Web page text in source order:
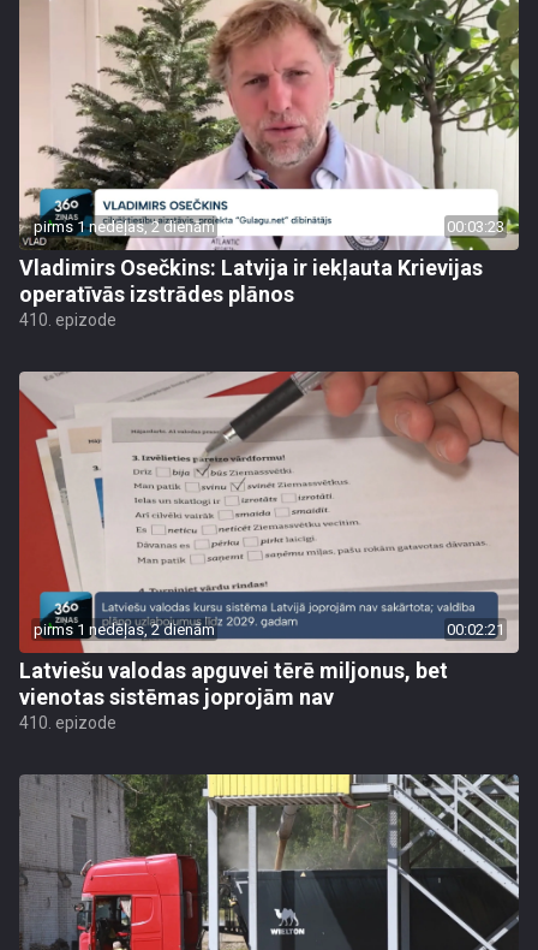
pirms 1 nedēļas, 2 dienām 00:03:23
Vladimirs Osečkins: Latvija ir iekļauta Krievijas
operatīvās izstrādes plānos
410. epizode
pirms 1 nedēļas, 2 dienām 00:02:21
Latviešu valodas apguvei tērē miljonus, bet
vienotas sistēmas joprojām nav
410. epizode